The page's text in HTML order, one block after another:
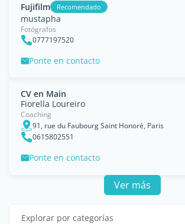
Fujifilm Recomendado
mustapha
Fotógrafos
0777197520
Ponte en contacto
CV en Main
Fiorella Loureiro
Coaching
91, rue du Faubourg Saint Honoré, Paris
0615802551
Ponte en contacto
Ver más
Explorar por categorías